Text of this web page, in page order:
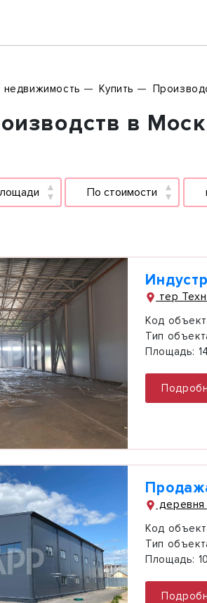
Купить
в
По стоимости
тер
Код
Тип
Площадь:
Код
Тип
Площадь: